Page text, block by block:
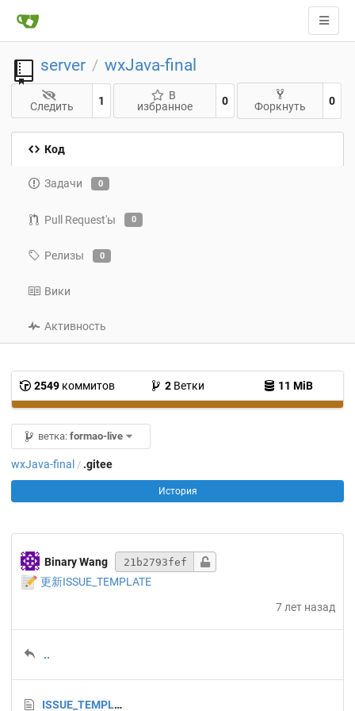
server / wxJava-final
Следить 1
В
избранное
0 Форкнуть 0
Код
Задачи 0
Pull Request'ы 0
Релизы 0
Вики
Активность
2549 коммитов 2 Ветки 11 MiB
ветка: formao-live
wxJava-final / .gitee
История
Binary Wang 21b2793fef
📝 更新ISSUE_TEMPLATE
7 лет назад
..
ISSUE_TEMPLATE.md